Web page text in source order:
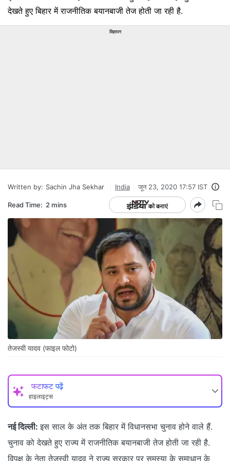
देखते हुए बिहार में राजनीतिक बयानबाजी तेज होती जा रही है.
विज्ञापन
Written by: Sachin Jha Sekhar India जून 23, 2020 17:57 IST
Read Time: 2 mins
तेजस्वी यादव (फाइल फोटो)
फटाफट पढ़ें
हाइलाइट्स
नई दिल्ली: इस साल के अंत तक बिहार में विधानसभा चुनाव होने वाले हैं.
चुनाव को देखते हुए राज्य में राजनीतिक बयानबाजी तेज होती जा रही है.
विपक्ष के नेता तेजस्वी यादव ने राज्य सरकार पर समस्या के समाधान के